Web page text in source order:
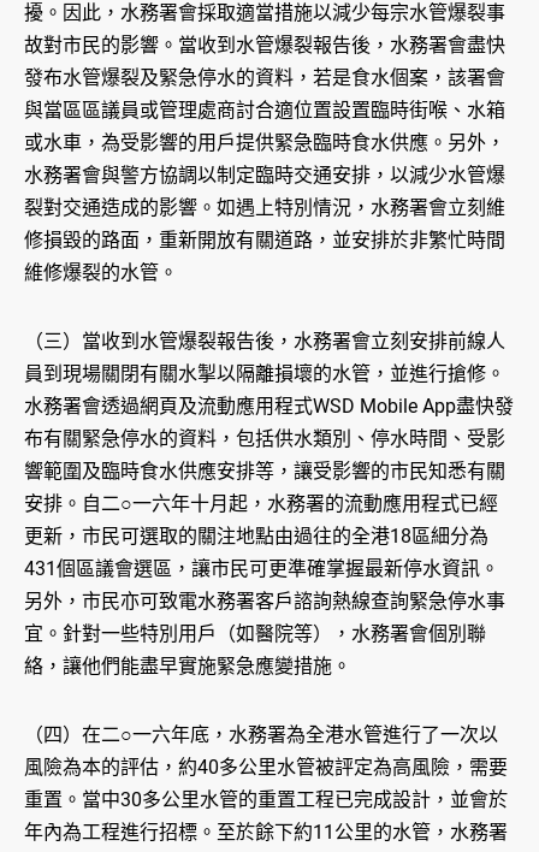
擾。因此，水務署會採取適當措施以減少每宗水管爆裂事
故對市民的影響。當收到水管爆裂報告後，水務署會盡快
發布水管爆裂及緊急停水的資料，若是食水個案，該署會
與當區區議員或管理處商討合適位置設置臨時街喉、水箱
或水車，為受影響的用戶提供緊急臨時食水供應。另外，
水務署會與警方協調以制定臨時交通安排，以減少水管爆
裂對交通造成的影響。如遇上特別情況，水務署會立刻維
修損毀的路面，重新開放有關道路，並安排於非繁忙時間
維修爆裂的水管。
（三）當收到水管爆裂報告後，水務署會立刻安排前線人
員到現場關閉有關水掣以隔離損壞的水管，並進行搶修。
水務署會透過網頁及流動應用程式WSD Mobile App盡快發
布有關緊急停水的資料，包括供水類別、停水時間、受影
響範圍及臨時食水供應安排等，讓受影響的市民知悉有關
安排。自二○一六年十月起，水務署的流動應用程式已經
更新，市民可選取的關注地點由過往的全港18區細分為
431個區議會選區，讓市民可更準確掌握最新停水資訊。
另外，市民亦可致電水務署客戶諮詢熱線查詢緊急停水事
宜。針對一些特別用戶（如醫院等），水務署會個別聯
絡，讓他們能盡早實施緊急應變措施。
（四）在二○一六年底，水務署為全港水管進行了一次以
風險為本的評估，約40多公里水管被評定為高風險，需要
重置。當中30多公里水管的重置工程已完成設計，並會於
年內為工程進行招標。至於餘下約11公里的水管，水務署